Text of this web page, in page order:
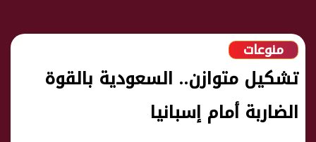
منوعات
تشكيل متوازن.. السعودية بالقوة
الضاربة أمام إسبانيا